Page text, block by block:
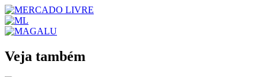
Veja também